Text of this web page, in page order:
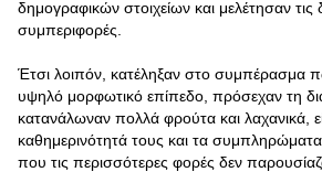
δημογραφικών στοιχείων και μελέτησαν τις
συμπεριφορές.
Έτσι λοιπόν, κατέληξαν στο συμπέρασμα
υψηλό μορφωτικό επίπεδο, πρόσεχαν τη
κατανάλωναν πολλά φρούτα και λαχανικά,
καθημερινότητά τους και τα
που τις περισσότερες φορές δεν